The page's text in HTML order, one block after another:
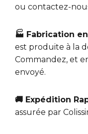
ou contactez-
🏭 Fabrication
est produite à la
Commandez, et
envoyé.
🚚 Expédition
assurée par